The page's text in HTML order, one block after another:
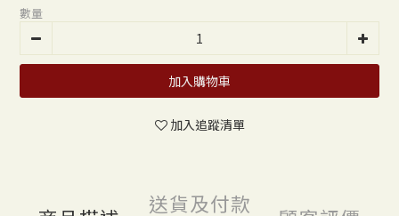
數量
加入購物車
加入追蹤清單
送貨及付款